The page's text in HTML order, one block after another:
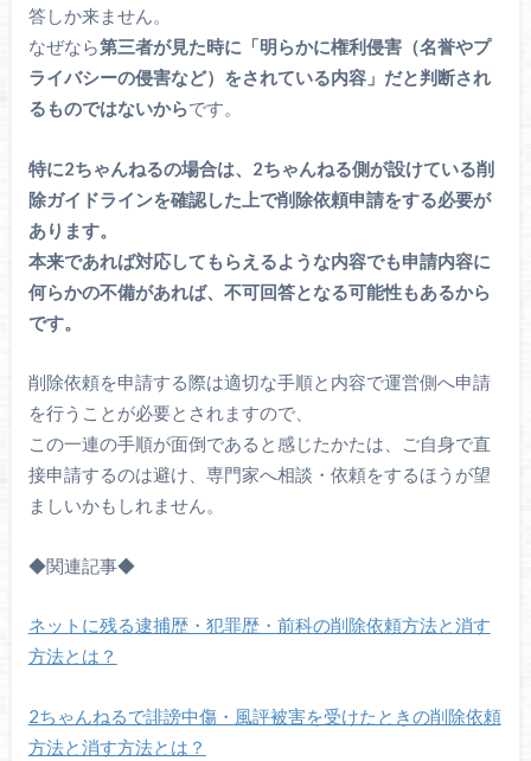
答しか来ません。
なぜなら第三者が見た時に「明らかに権利侵害（名誉やプ
ライバシーの侵害など）をされている内容」だと判断され
るものではないからです。
特に2ちゃんねるの場合は、2ちゃんねる側が設けている削
除ガイドラインを確認した上で削除依頼申請をする必要が
あります。
本来であれば対応してもらえるような内容でも申請内容に
何らかの不備があれば、不可回答となる可能性もあるから
です。
削除依頼を申請する際は適切な手順と内容で運営側へ申請
を行うことが必要とされますので、
この一連の手順が面倒であると感じたかたは、ご自身で直
接申請するのは避け、専門家へ相談・依頼をするほうが望
ましいかもしれません。
◆関連記事◆
ネットに残る逮捕歴・犯罪歴・前科の削除依頼方法と消す
方法とは？
2ちゃんねるで誹謗中傷・風評被害を受けたときの削除依頼
方法と消す方法とは？